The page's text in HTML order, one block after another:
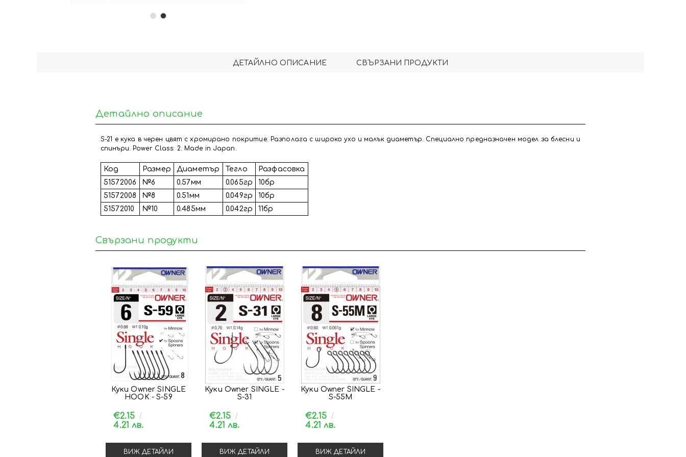
ДЕТАЙЛНО ОПИСАНИЕ СВЪРЗАНИ ПРОДУКТИ
Детайлно описание
S-21 е кука в черен цвят с хромирано покритие. Разполага с широко ухо и малък диаметър. Специално предназначен модел за блесни и
спинъри. Power Class: 2. Made in Japan.
Код Размер Диаметър Тегло
Разфасовка
51572006
№6 0.57мм 0.065гр
10бр
51572008
№8 0.51мм 0.049гр
10бр
51572010
№10 0.485мм 0.042гр 11бр
Свързани продукти
Куки Owner SINGLE
HOOK - S-59
€2.15
4.21 лв.
ВИЖ ДЕТАЙЛИ
Куки Owner SINGLE -
S-31
€2.15
4.21 лв.
ВИЖ ДЕТАЙЛИ
Куки Owner SINGLE -
S-55M
€2.15
4.21 лв.
ВИЖ ДЕТАЙЛИ